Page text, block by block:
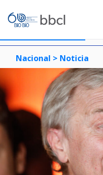
Nacional > Noticia